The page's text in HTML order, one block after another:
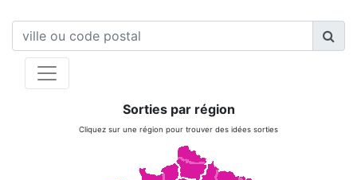
Sorties par région
Cliquez sur une région pour trouver des idées sorties